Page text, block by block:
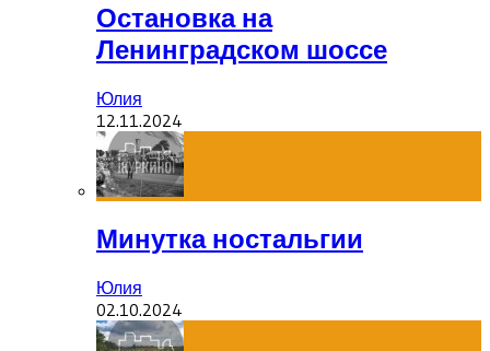
Остановка на
Ленинградском шоссе
Юлия
12.11.2024
Минутка ностальгии
Юлия
02.10.2024